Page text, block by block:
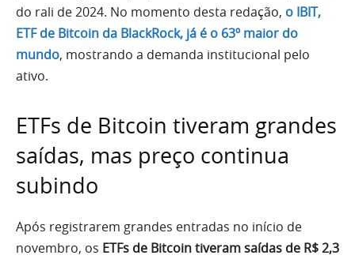
do rali de 2024. No momento desta redação, o IBIT,
ETF de Bitcoin da BlackRock, já é o 63º maior do
mundo, mostrando a demanda institucional pelo
ativo.
ETFs de Bitcoin tiveram grandes
saídas, mas preço continua
subindo
Após registrarem grandes entradas no início de
novembro, os ETFs de Bitcoin tiveram saídas de R$ 2,3